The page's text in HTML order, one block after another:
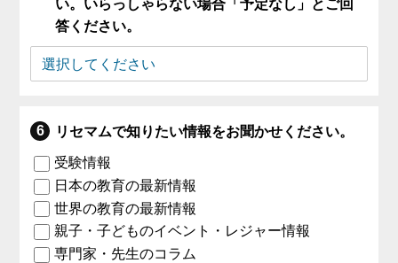
い。いらっしゃらない場合「予定なし」とご回
答ください。
リセマムで知りたい情報をお聞かせください。
受験情報
日本の教育の最新情報
世界の教育の最新情報
親子・子どものイベント・レジャー情報
専門家・先生のコラム